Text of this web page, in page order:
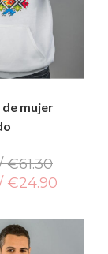
de mujer
€61.30
€24.90